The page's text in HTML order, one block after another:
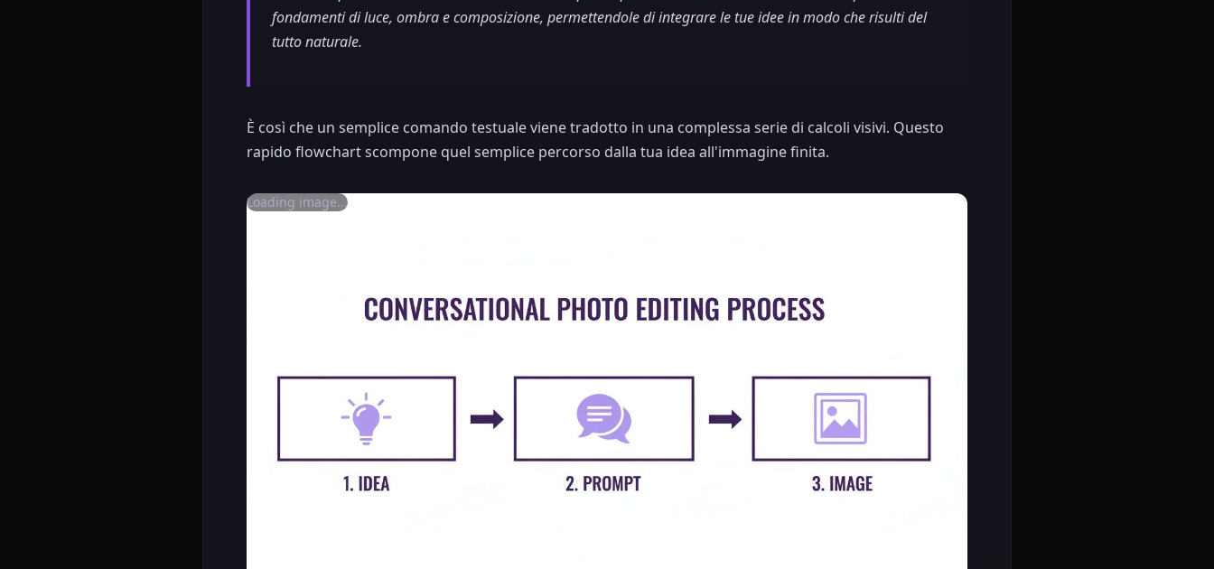
fondamenti di luce, ombra e composizione, permettendole di integrare le tue idee in modo che risulti del
tutto naturale.
È così che un semplice comando testuale viene tradotto in una complessa serie di calcoli visivi. Questo
rapido flowchart scompone quel semplice percorso dalla tua idea all'immagine finita.
Loading image...